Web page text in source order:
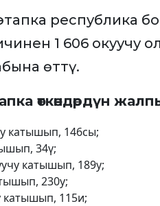
республика
1 606 окуучу
өттү.
өткөндөрдүн жалпы
катышып, 146сы;
34ү;
катышып, 189у;
230у;
катышып, 115и;